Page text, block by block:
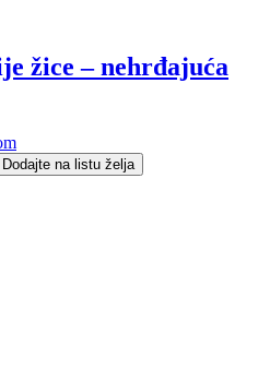
žice – nehrđajuća
Dodajte na listu želja